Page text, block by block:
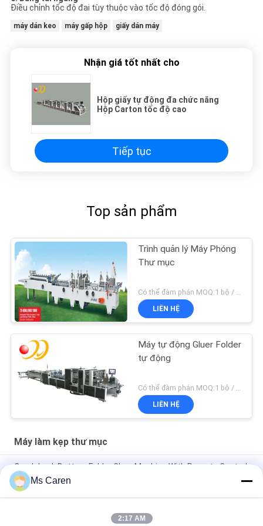
Điều chỉnh tốc độ đai tùy thuộc vào tốc độ đóng gói.
máy dán keo máy gấp hộp giấy dán máy
Nhận giá tốt nhất cho
Hộp giấy tự động đa chức năng
Hộp Carton tốc độ cao
Tiếp tục
Top sản phẩm
Trình quản lý Máy Phóng
Thư mục
Có thể đàm phán MOQ:1 bộ / bộ
LIÊN HỆ
Máy tự động Gluer Folder
tự động
LIÊN HỆ
Máy làm kẹp thư mục
Crash Lock Bottom Folder Gluer Machine With Remote Control
Airplanes 0-220m / min
Máy dán thư mục hộp nhỏ PRYA-700 Máy dán thư mục hộp
Ms Caren
2:17 AM